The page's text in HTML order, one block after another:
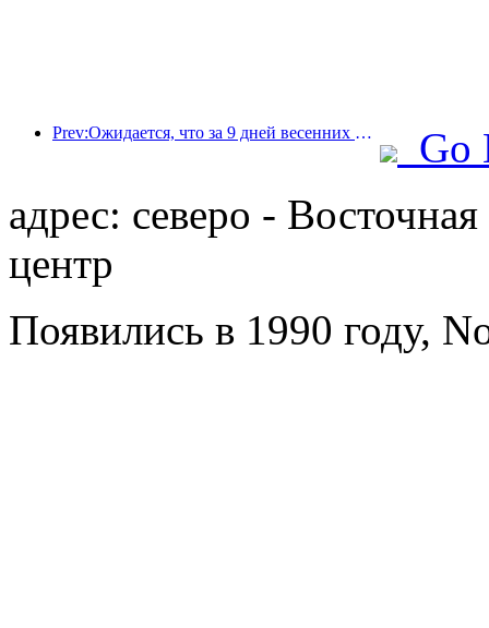
Prev:Ожидается, что за 9 дней весенних праздников более 18 миллионов человек совершат поездки в страну и из страны.
Go
адрес: северо -
центр
Появились в 1990 году,